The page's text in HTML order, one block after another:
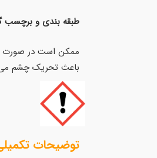
طبقه بندی و برچسب
ممکن است در صورت
باعث تحریک چشم
توضیحات